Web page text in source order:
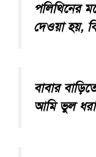
পলিথিনের
দেওয়া হয়,
বাবার
আমি ভুল